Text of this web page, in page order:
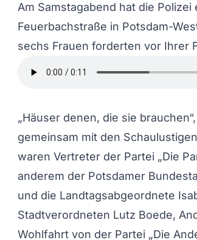
Am Samstagabend hat die
Feuerbachstraße in Potsdam-
sechs Frauen forderten vor Ihrer
„Häuser denen, die sie
gemeinsam mit den
waren Vertreter der Partei „Die
anderem der Potsdamer
und die Landtagsabgeordnete
Stadtverordneten Lutz Boede,
Wohlfahrt von der Partei „Die